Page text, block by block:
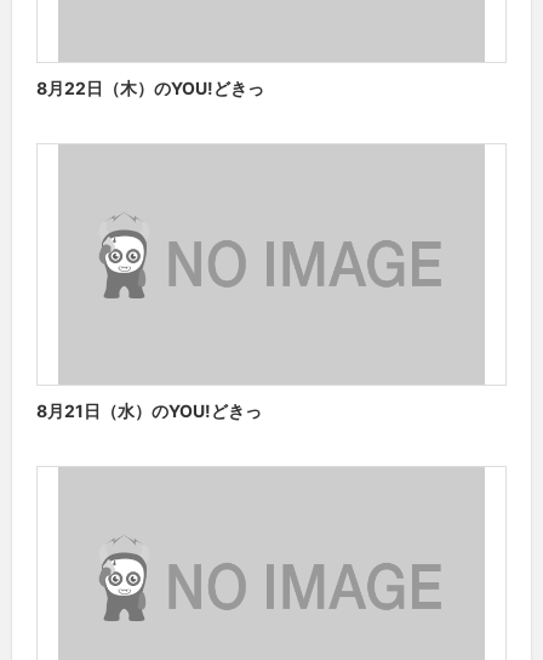
8月22日（木）のYOU!どきっ
8月21日（水）のYOU!どきっ